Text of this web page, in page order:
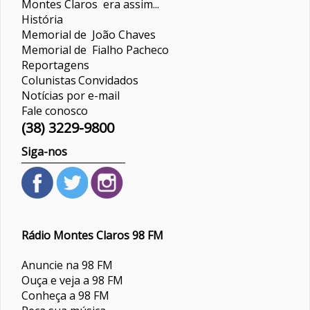
Montes Claros era assim...
História
Memorial de João Chaves
Memorial de Fialho Pacheco
Reportagens
ColunistasConvidados
Notícias por e-mail
Fale conosco
(38) 3229-9800
Siga-nos
Rádio Montes Claros 98 FM
Anuncie na 98 FM
Ouça e veja a 98 FM
Conheça a 98 FM